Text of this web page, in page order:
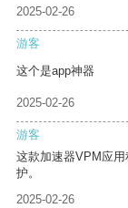
2025-02-26
游客
这个是app神器
2025-02-26
游客
这款加速器VPM应
护。
2025-02-26